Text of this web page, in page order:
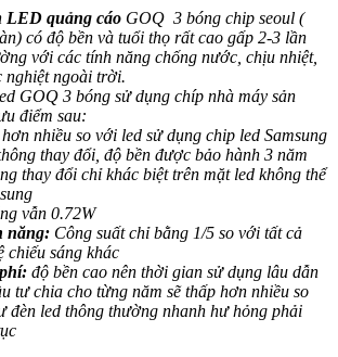
LED quảng cáo GOQ 3 bóng chip seoul (
có độ bền và tuổi thọ rất cao gấp 2-3 lần
với các tính năng chống nước, chịu nhiệt,
nghiệt ngoài trời.
GOQ 3 bóng sử dụng chíp nhà máy sản
điểm sau:
nhiều so với led sử dụng chip led Samsung
thay đổi, độ bền được bảo hành 3 năm
thay đổi chỉ khác biệt trên mặt led không thể
vẫn 0.72W
năng: Công suất chỉ bằng 1/5 so với tất cả
chiếu sáng khác
độ bền cao nên thời gian sử dụng lâu dẫn
tư chia cho từng năm sẽ thấp hơn nhiều so
đèn led thông thường nhanh hư hỏng phải